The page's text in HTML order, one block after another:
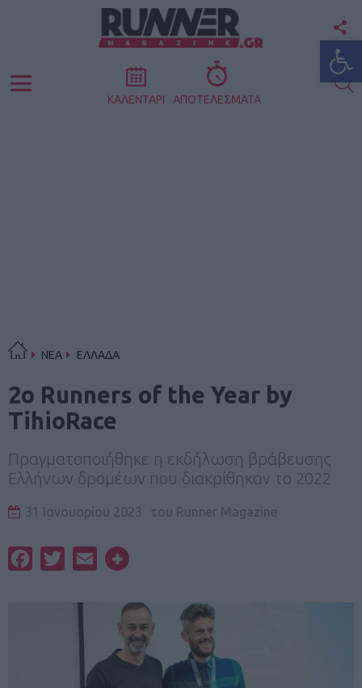
Menu ΚΑΛΕΝΤΑΡΙ ΑΠΟΤΕΛΕΣΜΑΤΑ
ΝΕΑ ΕΛΛΑΔΑ
2ο Runners of the Year by
TihioRace
Πραγματοποιήθηκε η εκδήλωση βράβευσης
Ελλήνων δρομέων που διακρίθηκαν το 2022
31 Ιανουαρίου 2023 του Runner Magazine
FacebookTwitterEmail